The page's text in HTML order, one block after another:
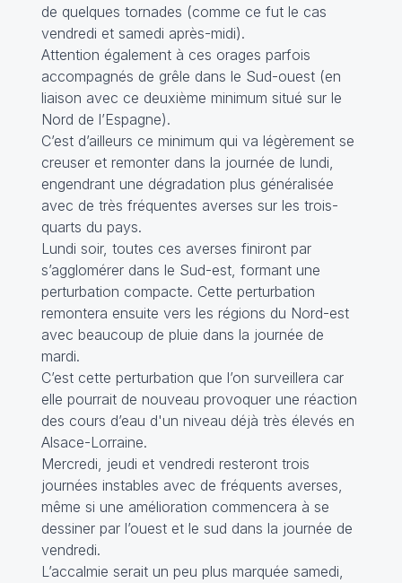
de quelques tornades (comme ce fut le cas
vendredi et samedi après-midi).
Attention également à ces orages parfois
accompagnés de grêle dans le Sud-ouest (en
liaison avec ce deuxième minimum situé sur le
Nord de l’Espagne).
C’est d’ailleurs ce minimum qui va légèrement se
creuser et remonter dans la journée de lundi,
engendrant une dégradation plus généralisée
avec de très fréquentes averses sur les trois-
quarts du pays.
Lundi soir, toutes ces averses finiront par
s’agglomérer dans le Sud-est, formant une
perturbation compacte. Cette perturbation
remontera ensuite vers les régions du Nord-est
avec beaucoup de pluie dans la journée de
mardi.
C’est cette perturbation que l’on surveillera car
elle pourrait de nouveau provoquer une réaction
des cours d’eau d'un niveau déjà très élevés en
Alsace-Lorraine.
Mercredi, jeudi et vendredi resteront trois
journées instables avec de fréquents averses,
même si une amélioration commencera à se
dessiner par l’ouest et le sud dans la journée de
vendredi.
L’accalmie serait un peu plus marquée samedi,